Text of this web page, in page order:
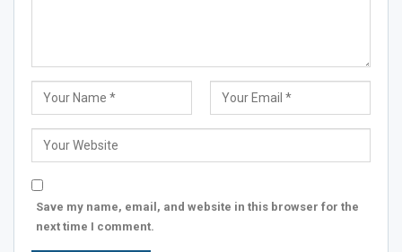
Save my name, email, and website in this browser for the
next time I comment.